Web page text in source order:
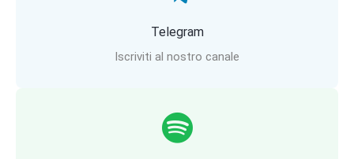
Telegram
Iscriviti al nostro canale